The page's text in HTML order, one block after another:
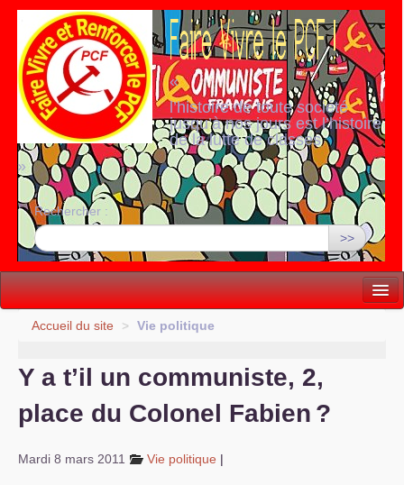
«
l’histoire de toute société
jusqu’à nos jours est l’histoire
de la lutte de classes
»
Rechercher :
>>
Vie politique
S’organiser
Comprendre...
Accueil du site > Vie politique
Y a t’il un communiste, 2,
place du Colonel Fabien ?
Mardi 8 mars 2011 Vie politique |